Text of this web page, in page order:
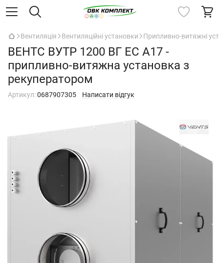
Вентиляція Вентиляційні установки Припливно-витяжні
ВЕНТС ВУТР 1200 ВГ ЕС А17 -
припливно-витяжна установка з
рекуператором
Артикул:0687907305 Написати відгук